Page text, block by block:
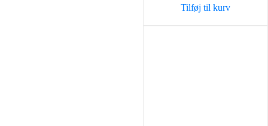
290,00 kr..
Tilføj til kurv